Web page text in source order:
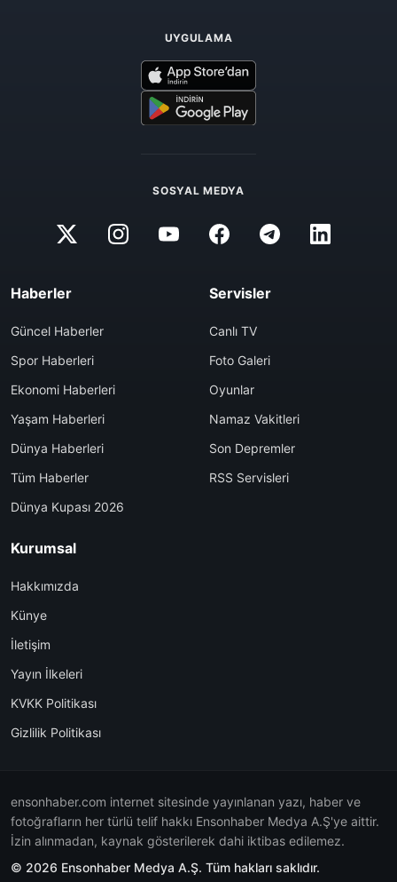
UYGULAMA
SOSYAL MEDYA
Haberler
Güncel Haberler
Spor Haberleri
Ekonomi Haberleri
Yaşam Haberleri
Dünya Haberleri
Tüm Haberler
Dünya Kupası 2026
Servisler
Canlı TV
Foto Galeri
Oyunlar
Namaz Vakitleri
Son Depremler
RSS Servisleri
Kurumsal
Hakkımızda
Künye
İletişim
Yayın İlkeleri
KVKK Politikası
Gizlilik Politikası
ensonhaber.com internet sitesinde yayınlanan yazı, haber ve
fotoğrafların her türlü telif hakkı Ensonhaber Medya A.Ş'ye aittir.
İzin alınmadan, kaynak gösterilerek dahi iktibas edilemez.
© 2026 Ensonhaber Medya A.Ş. Tüm hakları saklıdır.